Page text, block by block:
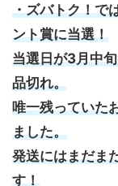
・ズバトク！で
ント賞に当選！
当選日が3月中
品切れ。
唯一残っていた
ました。
発送にはまだま
す！